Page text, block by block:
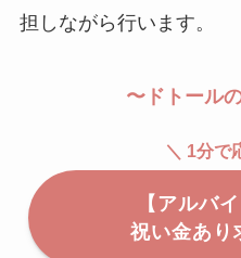
担しながら行います。
〜ドトール
＼ 1分で
【アルバ
祝い金あり